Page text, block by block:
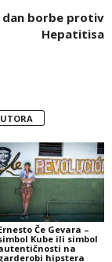
dan borbe protiv
Hepatitisa
Če Gevara –
Kube ili simbol
na
hipstera